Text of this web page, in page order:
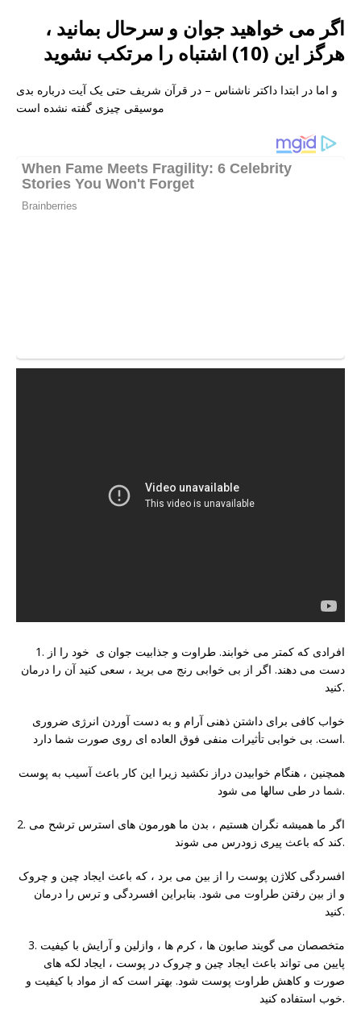
اگر می خواهید جوان و سرحال بمانید ،
هرگز این (10) اشتباه را مرتکب نشوید
و اما در ابتدا داکتر ناشناس – در قرآن شریف حتی یک آیت درباره بدی
موسیقی چیزی گفته نشده است
1. افرادی که کمتر می خوابند. طراوت و جذابیت جوان ی خود را از
دست می دهند. اگر از بی خوابی رنج می برید ، سعی کنید آن را درمان
کنید.
خواب کافی برای داشتن ذهنی آرام و به دست آوردن انرژی ضروری
است. بی خوابی تأثیرات منفی فوق العاده ای روی صورت شما دارد.
همچنین ، هنگام خوابیدن دراز نکشید زیرا این کار باعث آسیب به پوست
شما در طی سالها می شود.
2. اگر ما همیشه نگران هستیم ، بدن ما هورمون های استرس ترشح می
کند که باعث پیری زودرس می شوند.
افسردگی کلاژن پوست را از بین می برد ، که باعث ایجاد چین و چروک
و از بین رفتن طراوت می شود. بنابراین افسردگی و ترس را درمان
کنید.
3. متخصصان می گویند صابون ها ، کرم ها ، وازلین و آرایش با کیفیت
پایین می تواند باعث ایجاد چین و چروک در پوست ، ایجاد لکه های
صورت و کاهش طراوت پوست شود. بهتر است که از مواد با کیفیت و
خوب استفاده کنید.